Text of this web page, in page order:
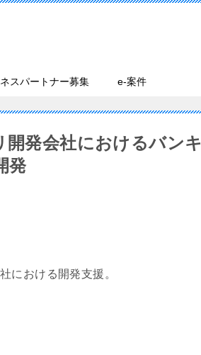
スパートナー募集 e-案件
発会社におけるバンキ
発
における開発支援。